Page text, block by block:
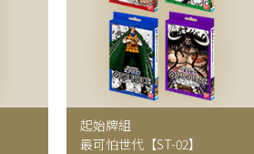
起始牌組
最可怕世代 【ST-02】